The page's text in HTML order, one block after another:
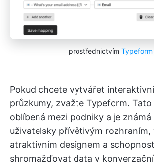
prostřednictvím Typeform
Pokud chcete vytvářet
průzkumy, zvažte Typeform. Tato
oblíbená mezi podniky a je známá
uživatelsky přívětivým rozhraním,
atraktivním designem a
shromažďovat data v